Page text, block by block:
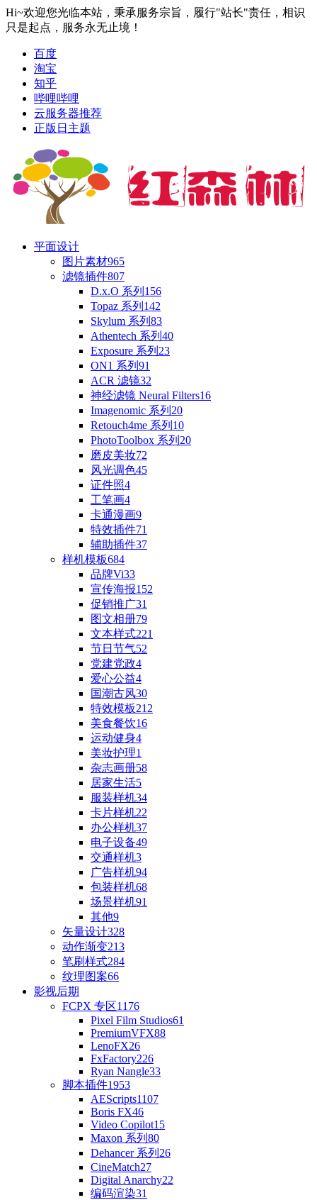
Hi~欢迎您光临本站，秉承服务宗旨，履行"站长"责任，相识
只是起点，服务永无止境！
百度
淘宝
知乎
哔哩哔哩
云服务器推荐
正版日主题
平面设计
图片素材965
滤镜插件807
D.x.O 系列 156
Topaz 系列 142
Skylum 系列 83
Athentech 系列 40
Exposure 系列 23
ON1 系列 91
ACR 滤镜32
神经滤镜 Neural Filters16
Imagenomic 系列 20
Retouch4me 系列 10
PhotoToolbox 系列 20
磨皮美妆72
风光调色45
证件照4
工笔画4
卡通漫画9
特效插件71
辅助插件37
样机模板684
品牌Vi33
宣传海报152
促销推广31
图文相册79
文本样式221
节日节气52
党建党政4
爱心公益4
国潮古风30
特效模板212
美食餐饮16
运动健身4
美妆护理1
杂志画册58
居家生活5
服装样机34
卡片样机22
办公样机37
电子设备49
交通样机3
广告样机94
包装样机68
场景样机91
其他9
矢量设计328
动作渐变213
笔刷样式284
纹理图案66
影视后期
FCPX 专区1176
Pixel Film Studios61
PremiumVFX88
LenoFX26
FxFactory226
Ryan Nangle33
脚本插件1953
AEScripts1107
Boris FX46
Video Copilot15
Maxon 系列 80
Dehancer 系列 26
CineMatch27
Digital Anarchy22
编码渲染31